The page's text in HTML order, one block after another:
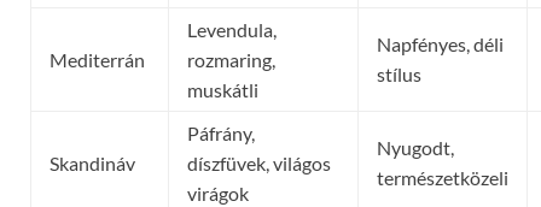
Mediterrán
Levendula,
rozmaring,
muskátli
Napfényes, déli
stílus
Skandináv
Páfrány,
díszfüvek, világos
virágok
Nyugodt,
természetközeli